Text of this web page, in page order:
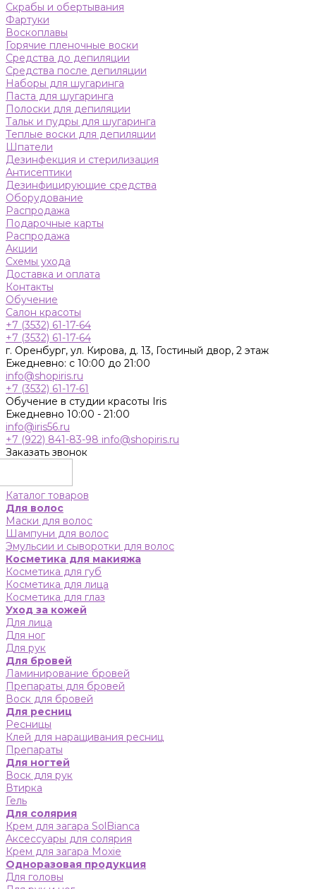
Скрабы и обертывания
Фартуки
Воскоплавы
Горячие пленочные воски
Средства до депиляции
Средства после депиляции
Наборы для шугаринга
Паста для шугаринга
Полоски для депиляции
Тальк и пудры для шугаринга
Теплые воски для депиляции
Шпатели
Дезинфекция и стерилизация
Антисептики
Дезинфицирующие средства
Оборудование
Распродажа
Подарочные карты
Распродажа
Акции
Схемы ухода
Доставка и оплата
Контакты
Обучение
Салон красоты
+7 (3532) 61-17-64
+7 (3532) 61-17-64
г. Оренбург, ул. Кирова, д. 13, Гостиный двор, 2 этаж
Ежедневно: с 10:00 до 21:00
info@shopiris.ru
+7 (3532) 61-17-61
Обучение в студии красоты Iris
Ежедневно 10:00 - 21:00
info@iris56.ru
+7 (922) 841-83-98 info@shopiris.ru
Заказать звонок
Каталог товаров
Для волос
Маски для волос
Шампуни для волос
Эмульсии и сыворотки для волос
Косметика для макияжа
Косметика для губ
Косметика для лица
Косметика для глаз
Уход за кожей
Для лица
Для ног
Для рук
Для бровей
Ламинирование бровей
Препараты для бровей
Воск для бровей
Для ресниц
Ресницы
Клей для наращивания ресниц
Препараты
Для ногтей
Воск для рук
Втирка
Гель
Для солярия
Крем для загара SolBianca
Аксессуары для солярия
Крем для загара Moxie
Одноразовая продукция
Для головы